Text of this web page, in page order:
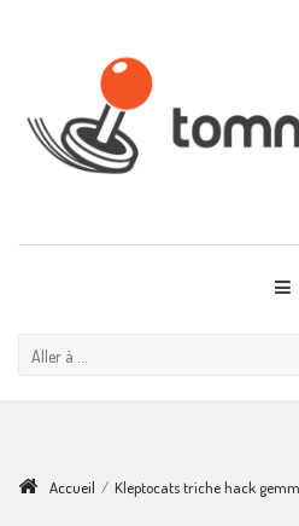
Aller à ...
Accueil / Kleptocats triche hack